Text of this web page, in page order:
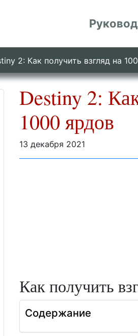
2: Как получить взгляд на
Destiny 2:
1000 ярдов
13 декабря 2021
Как получить
Содержание